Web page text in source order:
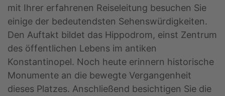
mit Ihrer erfahrenen Reiseleitung besuchen Sie
einige der bedeutendsten Sehenswürdigkeiten.
Den Auftakt bildet das Hippodrom, einst Zentrum
des öffentlichen Lebens im antiken
Konstantinopel. Noch heute erinnern historische
Monumente an die bewegte Vergangenheit
dieses Platzes. Anschließend besichtigen Sie die